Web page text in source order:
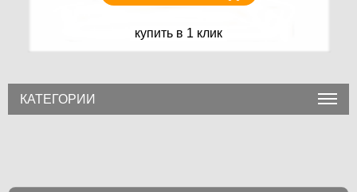
купить в 1 клик
КАТЕГОРИИ